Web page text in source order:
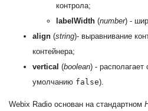
контрола;
labelWidth (number) -
align (string)- выравнивание
контейнера;
vertical (boolean) - располагает
умолчанию false).
Webix Radio основан на стандартном